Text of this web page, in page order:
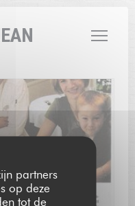
partners
op deze
tot de